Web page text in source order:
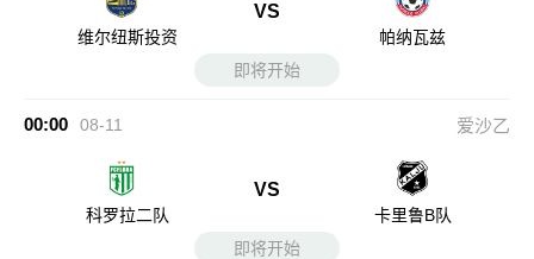
维尔纽斯投资
VS
帕纳瓦兹
即将开始
00:00 08-11 爱沙乙
科罗拉二队
VS
卡里鲁B队
即将开始